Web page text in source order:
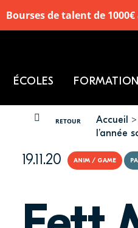
RETOUR
VOUS ÊTES ICI Accueil
l’année
19.11.20 ANIM / GAME
ÉCOLES
Bourses de talent de 1000€